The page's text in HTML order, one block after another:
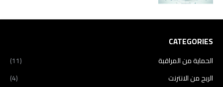
CATEGORIES
الحماية من المراقبة
(11)
الربح من الانترنت
(4)